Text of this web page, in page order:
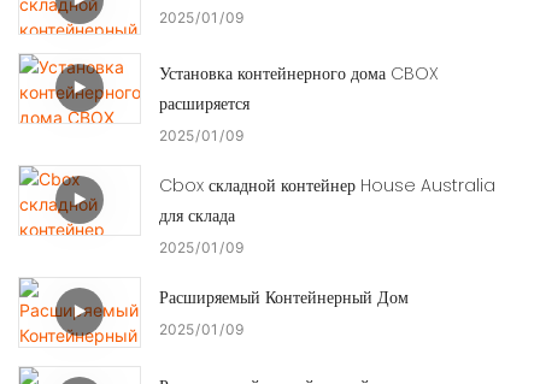
2025 01 09
Установка контейнерного дома CBOX
расширяется
2025 01 09
Cbox складной контейнер House Australia
для склада
2025 01 09
Расширяемый Контейнерный Дом
2025 01 09